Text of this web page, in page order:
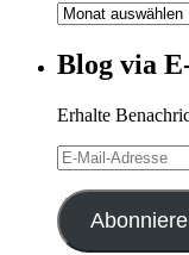
Blog-
Blog via
Erhalte
E-
Mail-
Adresse